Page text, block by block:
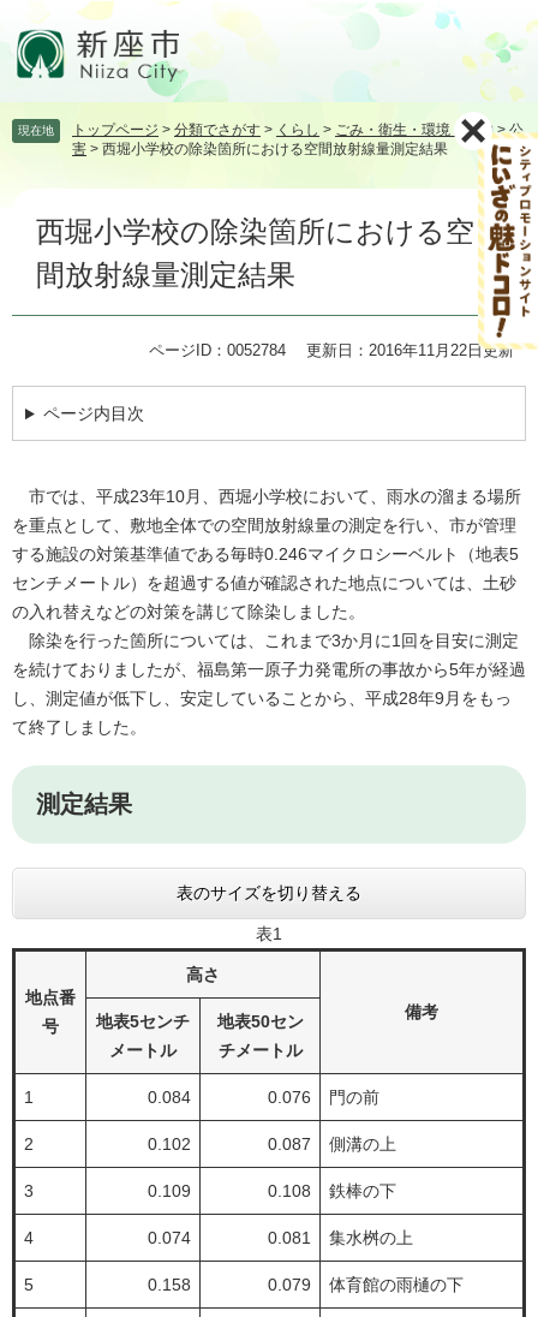
頭飛 現在地 トップページ > 分類でさがす > くらし > ごみ・衛生・環境・動物 >公
害 > 西堀小学校の除染箇所における空間放射線量測定結果
西堀小学校の除染箇所における空
間放射線量測定結果
ページID：0052784 更新日：2016年11月22日更新
ページ内目次
市では、平成23年10月、西堀小学校において、雨水の溜まる場所
を重点として、敷地全体での空間放射線量の測定を行い、市が管理
する施設の対策基準値である毎時0.246マイクロシーベルト（地表5
センチメートル）を超過する値が確認された地点については、土砂
の入れ替えなどの対策を講じて除染しました。
除染を行った箇所については、これまで3か月に1回を目安に測定
を続けておりましたが、福島第一原子力発電所の事故から5年が経過
し、測定値が低下し、安定していることから、平成28年9月をもっ
て終了しました。
測定結果
表のサイズを切り替える
表1
地点番
号
高さ
備考
地表5センチ
メートル
地表50セン
チメートル
1 0.084 0.076 門の前
2 0.102 0.087 側溝の上
3 0.109 0.108 鉄棒の下
4 0.074 0.081 集水桝の上
5 0.158 0.079 体育館の雨樋の下